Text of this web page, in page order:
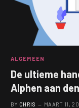
ALGEMEEN
De ultieme
Alphen aan
BY CHRIS MAART 11,